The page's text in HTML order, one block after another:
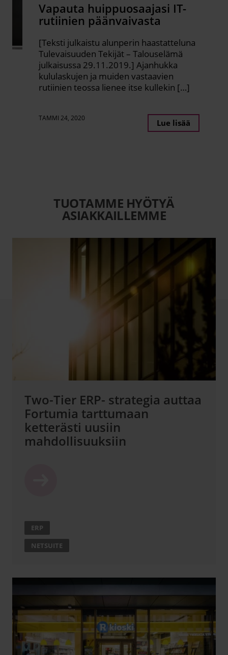
Vapauta huippuosaajasi IT-
rutiinien päänvaivasta
[Teksti julkaistu alunperin haastatteluna
Tulevaisuuden Tekijät – Talouselämä
julkaisussa 29.11.2019.] Ajanhukka
kululaskujen ja muiden vastaavien
rutiinien teossa lienee itse kullekin […]
TAMMI 24, 2020 Lue lisää
TUOTAMME HYÖTYÄ
ASIAKKAILLEMME
Two-Tier ERP- strategia auttaa
Fortumia tarttumaan
ketterästi uusiin
mahdollisuuksiin
ERP
NETSUITE